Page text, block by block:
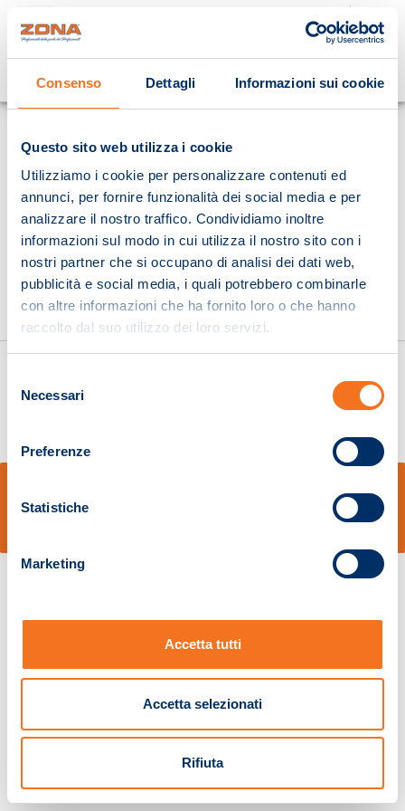
Consenso Dettagli Informazioni sui cookie
Questo sito web utilizza i cookie
Utilizziamo i cookie per personalizzare contenuti ed
annunci, per fornire funzionalità dei social media e per
analizzare il nostro traffico. Condividiamo inoltre
informazioni sul modo in cui utilizza il nostro sito con i
nostri partner che si occupano di analisi dei dati web,
pubblicità e social media, i quali potrebbero combinarle
con altre informazioni che ha fornito loro o che hanno
raccolto dal suo utilizzo dei loro servizi.
delNecessari
Preferenze
Statistiche
Marketing
Accetta tutti
Accetta selezionati
Rifiuta
Cosa stai cercando?
Pistoia 01680210505 – R.E.A. n.155974 - Cap.Soc. € 2.000.000,00 i.v. La
Società adotta il Codice Etico D.lgs. 231/01